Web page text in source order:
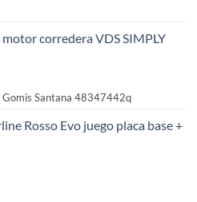
corredera VDS SIMPLY
Santana 48347442q
Rosso Evo juego placa base +